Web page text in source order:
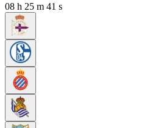
08 h 25 m 39 s